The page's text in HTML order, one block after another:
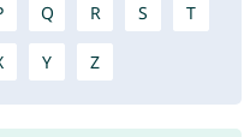
Q R S T
Y Z